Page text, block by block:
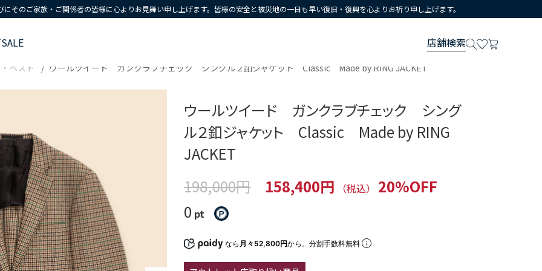
そのご家族・ご関係者の皆様に心よりお見舞い申し上げます。皆様の安全と被災地の一日も早い復旧・復興を心よりお祈り申し上げます。
SALE 店舗検索
ベスト ウールツイード ガンクラブチェック シングル２釦ジャケット Classic Made by RING JACKET
ウールツイード ガンクラブチェック シング
ル２釦ジャケット Classic Made by RING
JACKET
198,000円
158,400円 （税込）
20%OFF
0 pt
なら 月々52,800円から。分割手数料無料